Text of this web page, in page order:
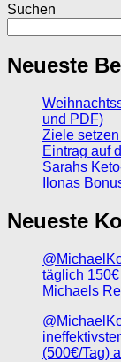
Suchen
Neueste
und PDF)
Ziele
Eintrag auf
Sarahs
Ilonas
Neueste
täglich 150€
Michaels
(500€/Tag)